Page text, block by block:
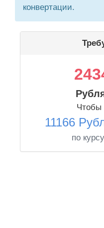
конвертации.
Чтобы
11166
по